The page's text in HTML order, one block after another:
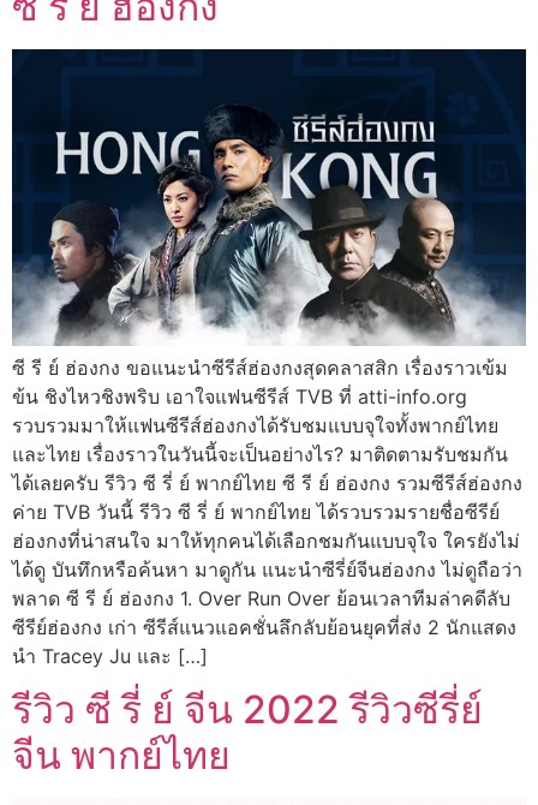
ซี รี ย์ ฮ่องกง ขอแนะนำซีรีส์ฮ่องกงสุดคลาสสิก เรื่องราวเข้ม
ข้น ชิงไหวชิงพริบ เอาใจแฟนซีรีส์ TVB ที่ atti-info.org
รวบรวมมาให้แฟนซีรีส์ฮ่องกงได้รับชมแบบจุใจทั้งพากย์ไทย
และไทย เรื่องราวในวันนี้จะเป็นอย่างไร? มาติดตามรับชมกัน
ได้เลยครับ รีวิว ซี รี่ ย์ พากย์ไทย ซี รี ย์ ฮ่องกง รวมซีรีส์ฮ่องกง
ค่าย TVB วันนี้ รีวิว ซี รี่ ย์ พากย์ไทย ได้รวบรวมรายชื่อซีรีย์
ฮ่องกงที่น่าสนใจ มาให้ทุกคนได้เลือกชมกันแบบจุใจ ใครยังไม่
ได้ดู บันทึกหรือค้นหา มาดูกัน แนะนำซีรี่ย์จีนฮ่องกง ไม่ดูถือว่า
พลาด ซี รี ย์ ฮ่องกง 1. Over Run Over ย้อนเวลาทีมล่าคดีลับ
ซีรีย์ฮ่องกง เก่า ซีรีส์แนวแอคชั่นลึกลับย้อนยุคที่ส่ง 2 นักแสดง
นำ Tracey Ju และ […]
รีวิว ซี รี่ ย์ จีน 2022 รีวิวซีรี่ย์
จีน พากย์ไทย